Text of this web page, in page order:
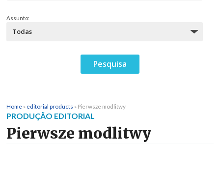
Assunto:
Home » editorial products » Pierwsze modlitwy
PRODUÇÃO EDITORIAL
Pierwsze modlitwy